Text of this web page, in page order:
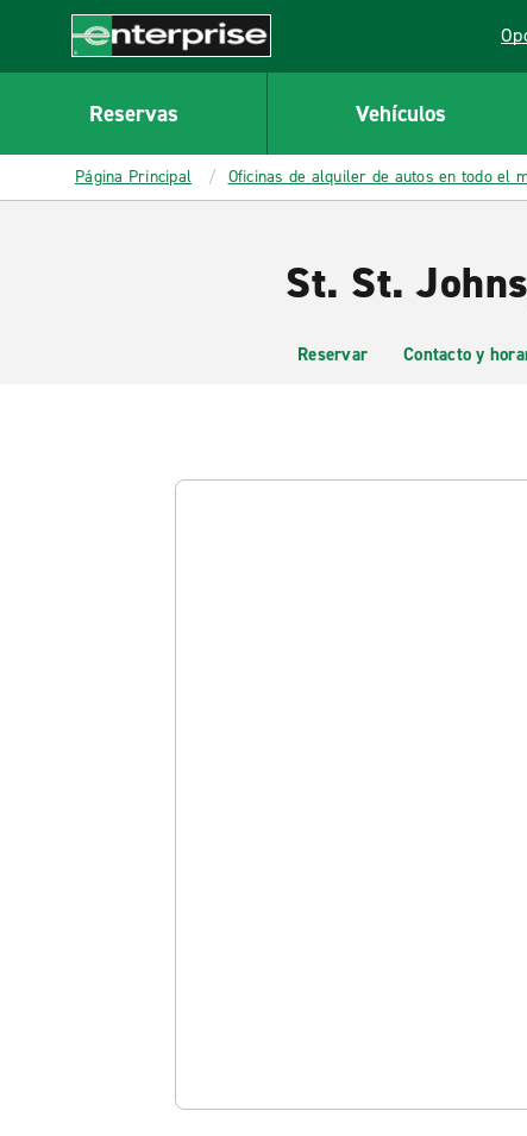
CONTENT
Enterprise
Reservas Vehículos
Página Principal Oficinas de alquiler de autos en todo el
St. St.
Reservar Contacto y